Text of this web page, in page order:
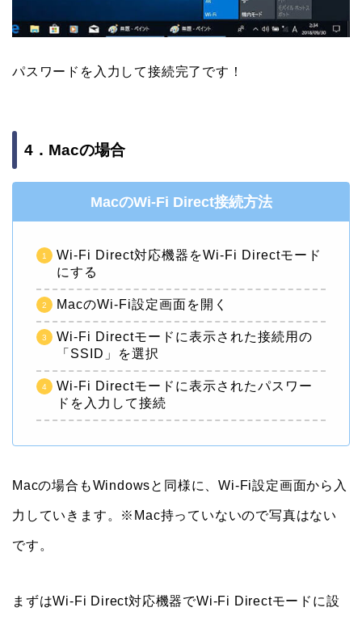
パスワードを入力して接続完了です！
4．Macの場合
MacのWi-Fi Direct接続方法
Wi-Fi Direct対応機器をWi-Fi Directモード
にする
MacのWi-Fi設定画面を開く
Wi-Fi Directモードに表示された接続用の
「SSID」を選択
Wi-Fi Directモードに表示されたパスワー
ドを入力して接続
Macの場合もWindowsと同様に、Wi-Fi設定画面から入
力していきます。※Mac持っていないので写真はない
です。
まずはWi-Fi Direct対応機器でWi-Fi Directモードに設